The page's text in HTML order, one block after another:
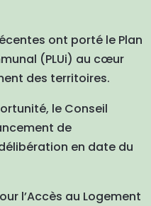
ont porté le Plan
(PLUi) au cœur
des territoires.
le Conseil
de
en date du
l’Accès au Logement